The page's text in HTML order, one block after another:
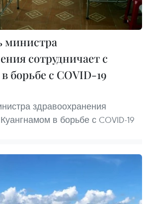
министра
сотрудничает с
борьбе с COVID-19
здравоохранения
в борьбе с COVID-19